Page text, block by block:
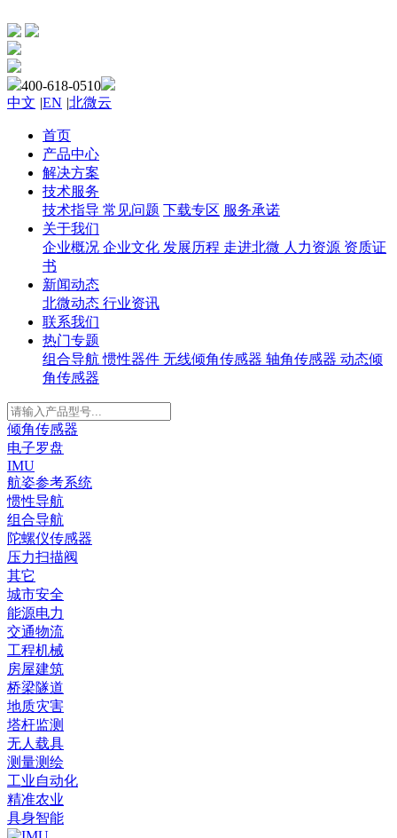
400-618-0510
中文 |EN |北微云
首页
产品中心
解决方案
技术服务
技术指导 常见问题 下载专区 服务承诺
关于我们
企业概况 企业文化 发展历程 走进北微 人力资源 资质证
书
新闻动态
北微动态 行业资讯
联系我们
热门专题
组合导航 惯性器件 无线倾角传感器 轴角传感器 动态倾
角传感器
倾角传感器
电子罗盘
IMU
航姿参考系统
惯性导航
组合导航
陀螺仪传感器
压力扫描阀
其它
城市安全
能源电力
交通物流
工程机械
房屋建筑
桥梁隧道
地质灾害
塔杆监测
无人载具
测量测绘
工业自动化
精准农业
具身智能